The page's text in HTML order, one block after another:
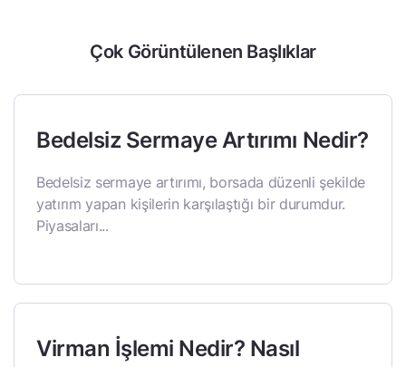
Çok Görüntülenen Başlıklar
Bedelsiz Sermaye Artırımı Nedir?
Bedelsiz sermaye artırımı, borsada düzenli şekilde
yatırım yapan kişilerin karşılaştığı bir durumdur.
Piyasaları...
Virman İşlemi Nedir? Nasıl